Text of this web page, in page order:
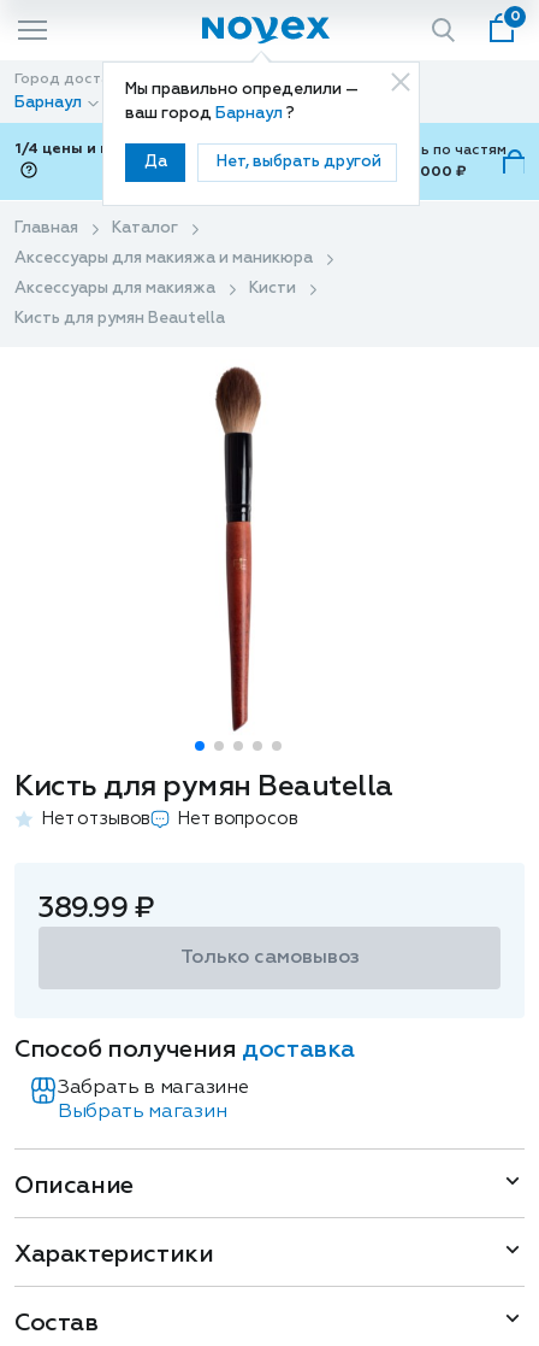
Мы правильно определили —
ваш город Барнаул ?
Да Нет, выбрать другой
0
Город доставки
Барнаул
Способ доставки
Доставка
1/4 цены и покупки ваши с Подели
Можно оплатить по частям
от 700 ₽ до 15,000 ₽
Главная
Каталог
Аксессуары для макияжа и маникюра
Аксессуары для макияжа
Кисти
Кисть для румян Beautella
Кисть для румян Beautella
Нет отзывов Нет вопросов
389.99 ₽
Только самовывоз
Способ получения доставка
Забрать в магазине
Выбрать магазин
Описание
Характеристики
Состав